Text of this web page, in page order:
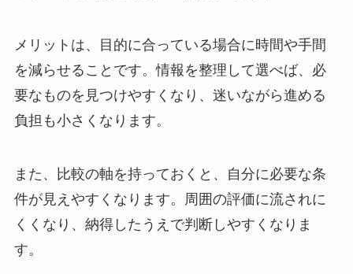
メリットは、目的に合っている場合に時間や手間
を減らせることです。情報を整理して選べば、必
要なものを見つけやすくなり、迷いながら進める
負担も小さくなります。
また、比較の軸を持っておくと、自分に必要な条
件が見えやすくなります。周囲の評価に流されに
くくなり、納得したうえで判断しやすくなりま
す。